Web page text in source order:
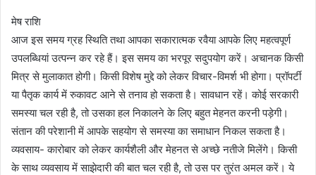
मेष राशि
आज इस समय ग्रह स्थिति तथा आपका सकारात्मक रवैया आपके लिए महत्वपूर्ण
उपलब्धियां उत्पन्न कर रहे हैं। इस समय का भरपूर सदुपयोग करें। अचानक किसी
मित्र से मुलाकात होगी। किसी विशेष मुद्दे को लेकर विचार-विमर्श भी होगा। प्रॉपर्टी
या पैतृक कार्य में रुकावट आने से तनाव हो सकता है। सावधान रहें। कोई सरकारी
समस्या चल रही है, तो उसका हल निकालने के लिए बहुत मेहनत करनी पड़ेगी।
संतान की परेशानी में आपके सहयोग से समस्या का समाधान निकल सकता है।
व्यवसाय- कारोबार को लेकर कार्यशैली और मेहनत से अच्छे नतीजे मिलेंगे। किसी
के साथ व्यवसाय में साझेदारी की बात चल रही है, तो उस पर तुरंत अमल करें। ये